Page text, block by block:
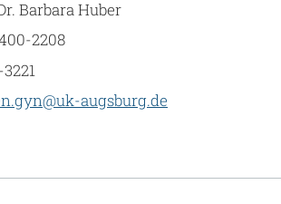
Barbara Huber
2208
augsburg.de